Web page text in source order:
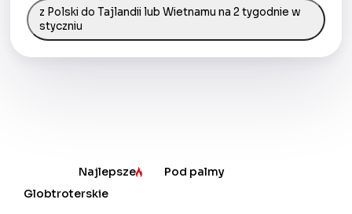
z Polski do Tajlandii lub Wietnamu na 2 tygodnie w
styczniu
Najlepsze
Pod palmy
Globtroterskie